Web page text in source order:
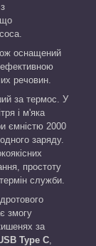
оснащений
речовин.
за термос. У
і м'яка
ємністю 2000
заряду.
простоту
служби.
змогу
за
Type C